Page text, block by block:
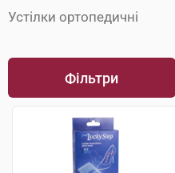
Устілки ортопедичні
Фільтри